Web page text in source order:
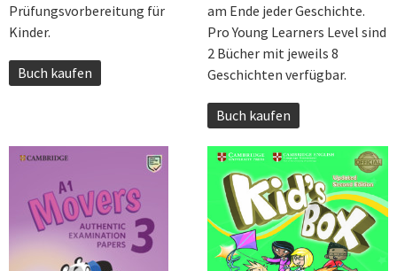
Prüfungsvorbereitung für
Kinder.
Buch kaufen
am Ende jeder Geschichte.
Pro Young Learners Level sind
2 Bücher mit jeweils 8
Geschichten verfügbar.
Buch kaufen